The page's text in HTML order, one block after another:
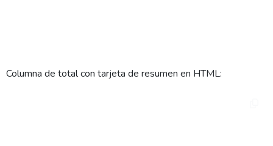
Columna de total con tarjeta de resumen en HTML: